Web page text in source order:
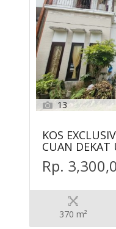
13
KOS
CUAN DEKAT
Rp.
370 m²